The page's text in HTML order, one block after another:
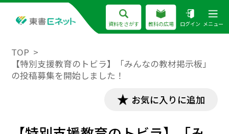
資料をさがす 教科の広場 ログイン メニュー
TOP
【特別支援教育のトビラ】「みんなの教材掲示板」
の投稿募集を開始しました！
お気に入りに追加